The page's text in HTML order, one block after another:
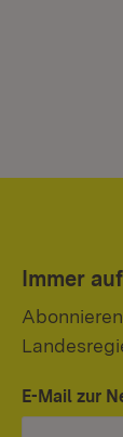
Immer
E-Mail zur